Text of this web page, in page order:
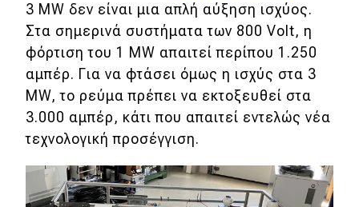
WRC
Motorsport
Eco
Νέα
Τεχνολογία
Mobility
3 MW δεν είναι μια απλή αύξηση ισχύος.
Στα σημερινά συστήματα των 800 Volt, η
φόρτιση του 1 MW απαιτεί περίπου 1.250
αμπέρ. Για να φτάσει όμως η ισχύς στα 3
MW, το ρεύμα πρέπει να εκτοξευθεί στα
3.000 αμπέρ, κάτι που απαιτεί εντελώς νέα
τεχνολογική προσέγγιση.